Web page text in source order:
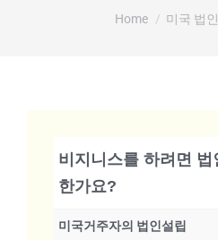
You are here:
Home 미국 법
비지니스를 하려면 법
한가요?
미국거주자의 법인설립